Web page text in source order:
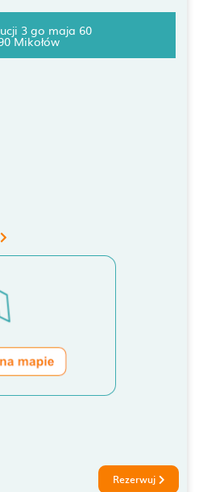
3 go maja 60
Mikołów
Rezerwuj